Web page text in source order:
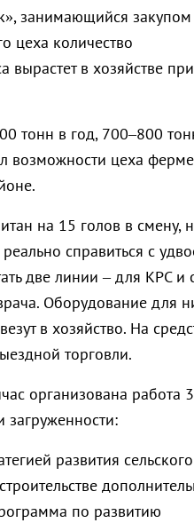
занимающийся
цеха количество
вырастет в хозяйстве
тонн в год, 700–800
возможности цеха
на 15 голов в смену,
справиться с
две линии – для КРС и
Оборудование для
в хозяйство. На
торговли.
организована работа
развития сельского
по развитию